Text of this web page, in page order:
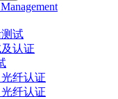
试
认证
纤认证
纤认证